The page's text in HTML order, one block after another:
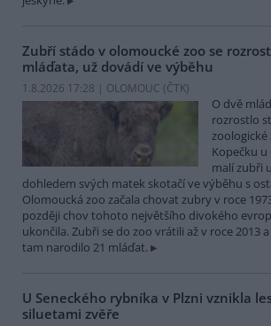
Zubří stádo v olomoucké zoo se
mláďata, už dovádí ve výběhu
1.8.2026 17:28 | OLOMOUC (ČTK)
O dvě
rozrostlo
zoologické
Kopečku u
malí zubři
dohledem svých matek skotačí ve výběhu s
Olomoucká zoo začala chovat zubry v roce
později chov tohoto největšího divokého
ukončila. Zubři se do zoo vrátili až v roce 2013
tam narodilo 21 mláďat.
U Seneckého rybníka v Plzni vznikla
siluetami zvěře